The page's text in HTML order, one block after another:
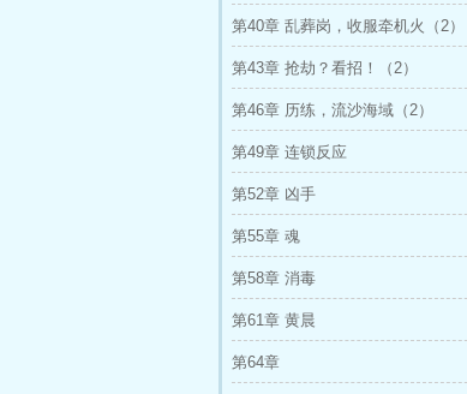
第40章 乱葬岗，收服牵机火（2）
第43章 抢劫？看招！（2）
第46章 历练，流沙海域（2）
第49章 连锁反应
第52章 凶手
第55章 魂
第58章 消毒
第61章 黄晨
第64章